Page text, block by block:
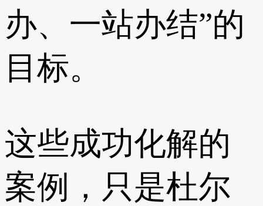
办、一站办结”的
目标。
这些成功化解的
案例，只是杜尔